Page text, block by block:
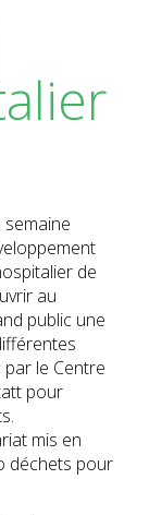
semaine
de
au
public une
le Centre
pour
mis en
déchets pour